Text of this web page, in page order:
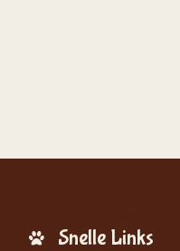
Snelle Links